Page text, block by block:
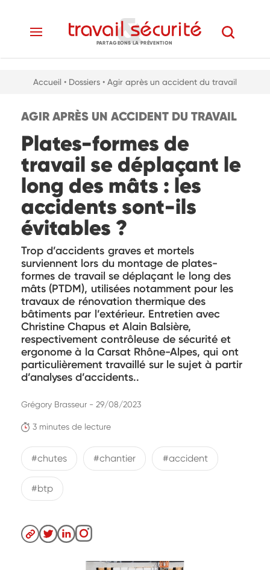
PARTAGEONS LA PRÉVENTION
Accueil • Dossiers • Agir après un accident du travail
AGIR APRÈS UN ACCIDENT DU TRAVAIL
Plates-formes de
travail se déplaçant le
long des mâts : les
accidents sont-ils
évitables ?
Trop d’accidents graves et mortels
surviennent lors du montage de plates-
formes de travail se déplaçant le long des
mâts (PTDM), utilisées notamment pour les
travaux de rénovation thermique des
bâtiments par l’extérieur. Entretien avec
Christine Chapus et Alain Balsière,
respectivement contrôleuse de sécurité et
ergonome à la Carsat Rhône-Alpes, qui ont
particulièrement travaillé sur le sujet à partir
d’analyses d’accidents..
3 minutes de lecture
Grégory Brasseur - 29/08/2023
#chutes #chantier #accident
#btp